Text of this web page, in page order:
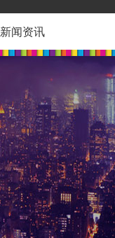
新闻资讯